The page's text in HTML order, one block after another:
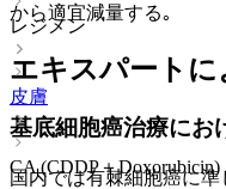
レジメン
皮膚
CA (CDDP＋Doxorubicin)
から適宜減量する｡
エキスパート
基底細胞癌治療にお
国内では有棘細胞癌に